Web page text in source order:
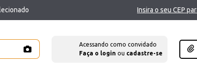
Insira o seu CEP
Acessando como convidado
Faça o login ou cadastre-se